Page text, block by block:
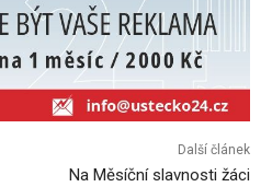
Další článek
Na Měsíční slavnosti žáci